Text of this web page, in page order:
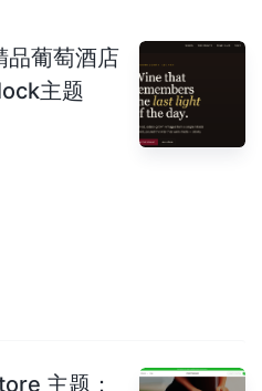
葡萄酒店
主题
主题：